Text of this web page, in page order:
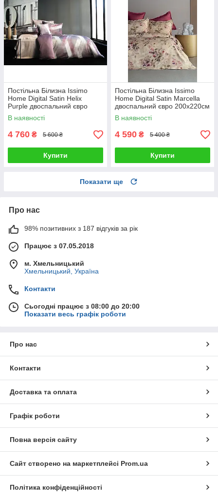
Постільна Білизна Issimo
Home Digital Satin Helix
Purple двоспальний євро
200х220см
В наявності
4 760 ₴ 5 600 ₴
Купити
Постільна Білизна Issimo
Home Digital Satin Marcella
двоспальний євро 200х220см
В наявності
4 590 ₴ 5 400 ₴
Купити
Показати ще
Про нас
98% позитивних з 187 відгуків за рік
Працює з 07.05.2018
м. Хмельницький
Хмельницький, Україна
Контакти
Сьогодні працює з 08:00 до 20:00
Показати весь графік роботи
Про нас
Контакти
Доставка та оплата
Графік роботи
Повна версія сайту
Сайт створено на маркетплейсі Prom.ua
Політика конфіденційності